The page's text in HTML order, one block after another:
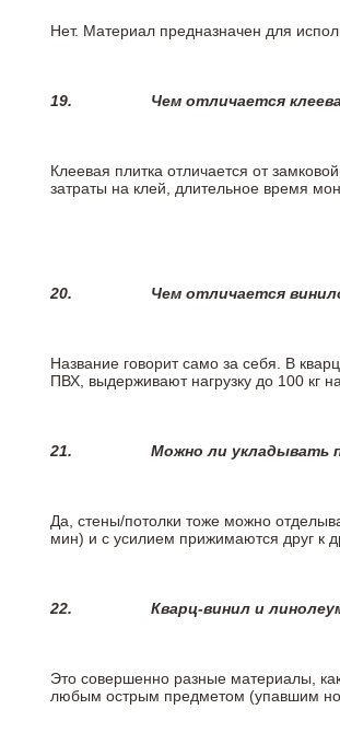
Нет. Материал предназначен для
19. Чем отличается
Клеевая плитка отличается от
затраты на клей, длительное время
20. Чем отличается
Название говорит само за себя. В
ПВХ, выдерживают нагрузку до 100 кг
21. Можно ли укладывать
Да, стены/потолки тоже можно
мин) и с усилием прижимаются друг к
22. Кварц-винил и
Это совершенно разные материалы,
любым острым предметом (упавшим